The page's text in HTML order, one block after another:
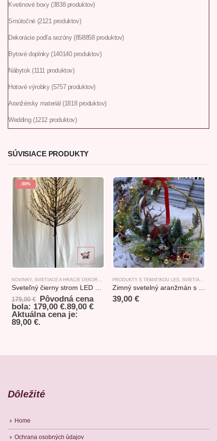
Kvetinové boxy 3838 produktov
Smútočné 21 21 produktov
Dekorácie podľa sezóny 858858 produktov
Bytové doplnky 140140 produktov
Nábytok 11 11 produktov
Hotové výrobky 5757 produktov
Aranžérsky materiál 1818 produktov
Wedding 1212 produktov
SÚVISIACE PRODUKTY
-50%
NOVINKY, SVIETIACE A HRACIE DEKORÁCIE UMELÉ STROMY
179,00€
Pôvodná cena
bola: 179,00 €.89,00 €
Aktuálna cena je:
89,00 €.
PRODUKTY S TEMATIKOU LES SVIETIACE A HRACIE DEKORÁCIE
39,00 €
Dôležité
Home
Ochrana osobných údajov